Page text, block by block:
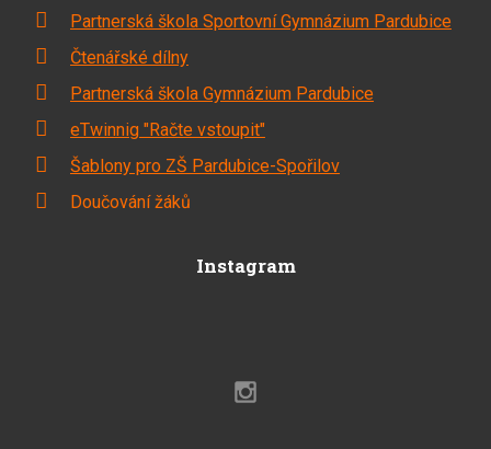
Partnerská škola Sportovní Gymnázium Pardubice
Čtenářské dílny
Partnerská škola Gymnázium Pardubice
eTwinnig "Račte vstoupit"
Šablony pro ZŠ Pardubice-Spořilov
Doučování žáků
Instagram